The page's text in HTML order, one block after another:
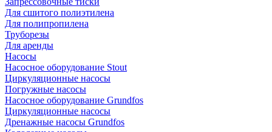
Для сшитого полиэтилена
Для полипропилена
Труборезы
Для аренды
Насосы
Насосное оборудование Stout
Циркуляционные насосы
Погружные насосы
Насосное оборудование Grundfos
Циркуляционные насосы
Дренажные насосы Grundfos